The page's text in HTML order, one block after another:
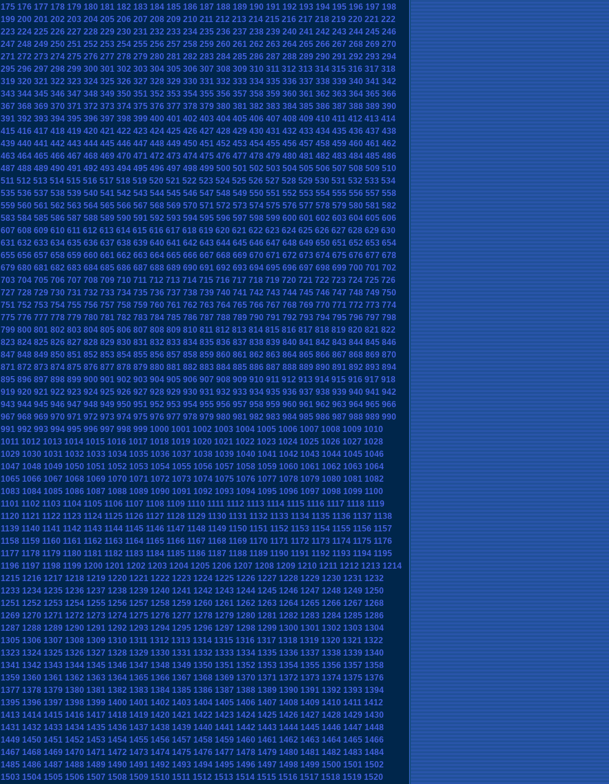
175 176 177 178 179 180 181 182 183 184 185 186 187 188 189 190 191 192 193 194 195 196 197 198
199 200 201 202 203 204 205 206 207 208 209 210 211 212 213 214 215 216 217 218 219 220 221 222
223 224 225 226 227 228 229 230 231 232 233 234 235 236 237 238 239 240 241 242 243 244 245 246
247 248 249 250 251 252 253 254 255 256 257 258 259 260 261 262 263 264 265 266 267 268 269 270
271 272 273 274 275 276 277 278 279 280 281 282 283 284 285 286 287 288 289 290 291 292 293 294
295 296 297 298 299 300 301 302 303 304 305 306 307 308 309 310 311 312 313 314 315 316 317 318
319 320 321 322 323 324 325 326 327 328 329 330 331 332 333 334 335 336 337 338 339 340 341 342
343 344 345 346 347 348 349 350 351 352 353 354 355 356 357 358 359 360 361 362 363 364 365 366
367 368 369 370 371 372 373 374 375 376 377 378 379 380 381 382 383 384 385 386 387 388 389 390
391 392 393 394 395 396 397 398 399 400 401 402 403 404 405 406 407 408 409 410 411 412 413 414
415 416 417 418 419 420 421 422 423 424 425 426 427 428 429 430 431 432 433 434 435 436 437 438
439 440 441 442 443 444 445 446 447 448 449 450 451 452 453 454 455 456 457 458 459 460 461 462
463 464 465 466 467 468 469 470 471 472 473 474 475 476 477 478 479 480 481 482 483 484 485 486
487 488 489 490 491 492 493 494 495 496 497 498 499 500 501 502 503 504 505 506 507 508 509 510
511 512 513 514 515 516 517 518 519 520 521 522 523 524 525 526 527 528 529 530 531 532 533 534
535 536 537 538 539 540 541 542 543 544 545 546 547 548 549 550 551 552 553 554 555 556 557 558
559 560 561 562 563 564 565 566 567 568 569 570 571 572 573 574 575 576 577 578 579 580 581 582
583 584 585 586 587 588 589 590 591 592 593 594 595 596 597 598 599 600 601 602 603 604 605 606
607 608 609 610 611 612 613 614 615 616 617 618 619 620 621 622 623 624 625 626 627 628 629 630
631 632 633 634 635 636 637 638 639 640 641 642 643 644 645 646 647 648 649 650 651 652 653 654
655 656 657 658 659 660 661 662 663 664 665 666 667 668 669 670 671 672 673 674 675 676 677 678
679 680 681 682 683 684 685 686 687 688 689 690 691 692 693 694 695 696 697 698 699 700 701 702
703 704 705 706 707 708 709 710 711 712 713 714 715 716 717 718 719 720 721 722 723 724 725 726
727 728 729 730 731 732 733 734 735 736 737 738 739 740 741 742 743 744 745 746 747 748 749 750
751 752 753 754 755 756 757 758 759 760 761 762 763 764 765 766 767 768 769 770 771 772 773 774
775 776 777 778 779 780 781 782 783 784 785 786 787 788 789 790 791 792 793 794 795 796 797 798
799 800 801 802 803 804 805 806 807 808 809 810 811 812 813 814 815 816 817 818 819 820 821 822
823 824 825 826 827 828 829 830 831 832 833 834 835 836 837 838 839 840 841 842 843 844 845 846
847 848 849 850 851 852 853 854 855 856 857 858 859 860 861 862 863 864 865 866 867 868 869 870
871 872 873 874 875 876 877 878 879 880 881 882 883 884 885 886 887 888 889 890 891 892 893 894
895 896 897 898 899 900 901 902 903 904 905 906 907 908 909 910 911 912 913 914 915 916 917 918
919 920 921 922 923 924 925 926 927 928 929 930 931 932 933 934 935 936 937 938 939 940 941 942
943 944 945 946 947 948 949 950 951 952 953 954 955 956 957 958 959 960 961 962 963 964 965 966
967 968 969 970 971 972 973 974 975 976 977 978 979 980 981 982 983 984 985 986 987 988 989 990
991 992 993 994 995 996 997 998 999 1000 1001 1002 1003 1004 1005 1006 1007 1008 1009 1010
1011 1012 1013 1014 1015 1016 1017 1018 1019 1020 1021 1022 1023 1024 1025 1026 1027 1028
1029 1030 1031 1032 1033 1034 1035 1036 1037 1038 1039 1040 1041 1042 1043 1044 1045 1046
1047 1048 1049 1050 1051 1052 1053 1054 1055 1056 1057 1058 1059 1060 1061 1062 1063 1064
1065 1066 1067 1068 1069 1070 1071 1072 1073 1074 1075 1076 1077 1078 1079 1080 1081 1082
1083 1084 1085 1086 1087 1088 1089 1090 1091 1092 1093 1094 1095 1096 1097 1098 1099 1100
1101 1102 1103 1104 1105 1106 1107 1108 1109 1110 1111 1112 1113 1114 1115 1116 1117 1118 1119
1120 1121 1122 1123 1124 1125 1126 1127 1128 1129 1130 1131 1132 1133 1134 1135 1136 1137 1138
1139 1140 1141 1142 1143 1144 1145 1146 1147 1148 1149 1150 1151 1152 1153 1154 1155 1156 1157
1158 1159 1160 1161 1162 1163 1164 1165 1166 1167 1168 1169 1170 1171 1172 1173 1174 1175 1176
1177 1178 1179 1180 1181 1182 1183 1184 1185 1186 1187 1188 1189 1190 1191 1192 1193 1194 1195
1196 1197 1198 1199 1200 1201 1202 1203 1204 1205 1206 1207 1208 1209 1210 1211 1212 1213 1214
1215 1216 1217 1218 1219 1220 1221 1222 1223 1224 1225 1226 1227 1228 1229 1230 1231 1232
1233 1234 1235 1236 1237 1238 1239 1240 1241 1242 1243 1244 1245 1246 1247 1248 1249 1250
1251 1252 1253 1254 1255 1256 1257 1258 1259 1260 1261 1262 1263 1264 1265 1266 1267 1268
1269 1270 1271 1272 1273 1274 1275 1276 1277 1278 1279 1280 1281 1282 1283 1284 1285 1286
1287 1288 1289 1290 1291 1292 1293 1294 1295 1296 1297 1298 1299 1300 1301 1302 1303 1304
1305 1306 1307 1308 1309 1310 1311 1312 1313 1314 1315 1316 1317 1318 1319 1320 1321 1322
1323 1324 1325 1326 1327 1328 1329 1330 1331 1332 1333 1334 1335 1336 1337 1338 1339 1340
1341 1342 1343 1344 1345 1346 1347 1348 1349 1350 1351 1352 1353 1354 1355 1356 1357 1358
1359 1360 1361 1362 1363 1364 1365 1366 1367 1368 1369 1370 1371 1372 1373 1374 1375 1376
1377 1378 1379 1380 1381 1382 1383 1384 1385 1386 1387 1388 1389 1390 1391 1392 1393 1394
1395 1396 1397 1398 1399 1400 1401 1402 1403 1404 1405 1406 1407 1408 1409 1410 1411 1412
1413 1414 1415 1416 1417 1418 1419 1420 1421 1422 1423 1424 1425 1426 1427 1428 1429 1430
1431 1432 1433 1434 1435 1436 1437 1438 1439 1440 1441 1442 1443 1444 1445 1446 1447 1448
1449 1450 1451 1452 1453 1454 1455 1456 1457 1458 1459 1460 1461 1462 1463 1464 1465 1466
1467 1468 1469 1470 1471 1472 1473 1474 1475 1476 1477 1478 1479 1480 1481 1482 1483 1484
1485 1486 1487 1488 1489 1490 1491 1492 1493 1494 1495 1496 1497 1498 1499 1500 1501 1502
1503 1504 1505 1506 1507 1508 1509 1510 1511 1512 1513 1514 1515 1516 1517 1518 1519 1520